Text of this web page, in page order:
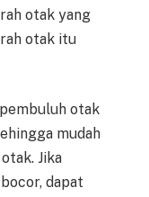
otak yang
otak itu
otak
mudah
Jika
dapat